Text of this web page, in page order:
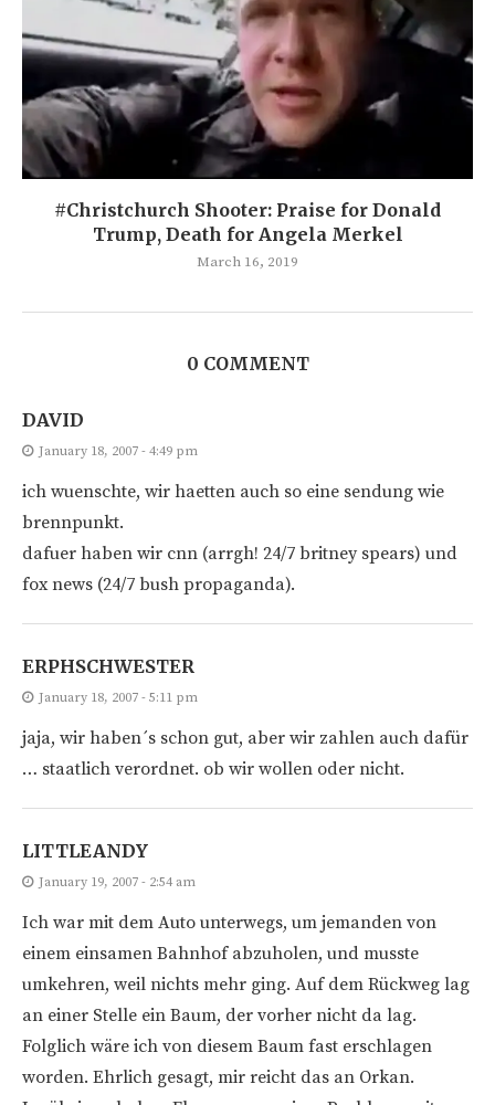
#Christchurch Shooter: Praise for Donald
Trump, Death for Angela Merkel
March 16, 2019
0 COMMENT
DAVID
January 18, 2007 - 4:49 pm
ich wuenschte, wir haetten auch so eine sendung wie
brennpunkt.
dafuer haben wir cnn (arrgh! 24/7 britney spears) und
fox news (24/7 bush propaganda).
ERPHSCHWESTER
January 18, 2007 - 5:11 pm
jaja, wir haben´s schon gut, aber wir zahlen auch dafür
… staatlich verordnet. ob wir wollen oder nicht.
LITTLEANDY
January 19, 2007 - 2:54 am
Ich war mit dem Auto unterwegs, um jemanden von
einem einsamen Bahnhof abzuholen, und musste
umkehren, weil nichts mehr ging. Auf dem Rückweg lag
an einer Stelle ein Baum, der vorher nicht da lag.
Folglich wäre ich von diesem Baum fast erschlagen
worden. Ehrlich gesagt, mir reicht das an Orkan.